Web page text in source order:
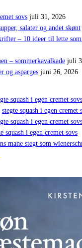
sovs juli 31, 2026
salater og andet skønt
– 10 ideer til lette
– sommerkavalkade juli
og asparges juni 26, 2026
squash i egen cremet sovs
stegte squash i egen cremet
squash i egen cremet sovs
squash i egen cremet sovs
mane stegt som